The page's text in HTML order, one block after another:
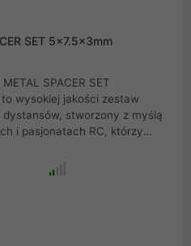
SET 5x7.5x3mm
SPACER SET
wysokiej jakości zestaw
stworzony z myślą
i pasjonatach RC, którzy
gwarantuje długą
niezawodność nawet